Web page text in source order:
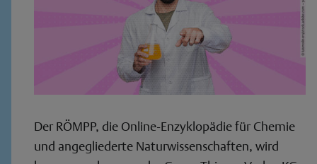
Der RÖMPP, die Online-Enzyklopädie für Chemie
und angegliederte Naturwissenschaften, wird